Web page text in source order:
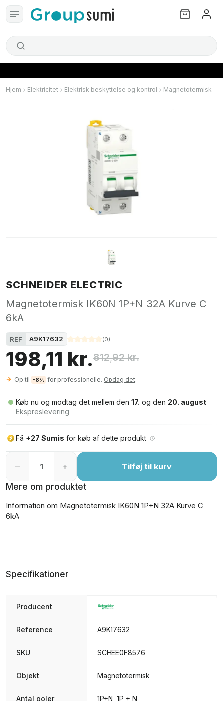
Hjem Elektricitet Elektrisk beskyttelse og kontrol Magnetotermisk
SCHNEIDER ELECTRIC
Magnetotermisk IK60N 1P+N 32A Kurve C
6kA
REF A9K17632 (0)
198,11 kr.812,92 kr.
Op til -8% for professionelle. Opdag det.
Køb nu og modtag det mellem den 17. og den 20. august
Ekspreslevering
Få +27 Sumis for køb af dette produkt
Tilføj til kurv
Mere om produktet
Information om Magnetotermisk IK60N 1P+N 32A Kurve C
6kA
Specifikationer
Producent
Reference A9K17632
SKU SCHEE0F8576
Objekt Magnetotermisk
Antal poler 1P+N, 1P + N